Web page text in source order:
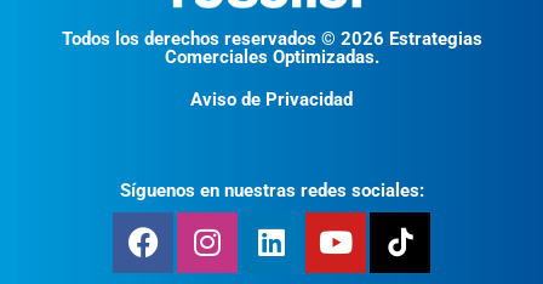
Todos los derechos reservados © 2026 Estrategias
Comerciales Optimizadas.
Aviso de Privacidad
Síguenos en nuestras redes sociales: